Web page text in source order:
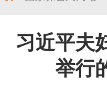
习近平夫
举行